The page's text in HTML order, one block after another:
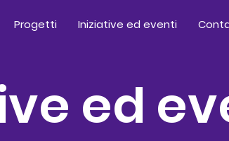
Progetti Iniziative ed eventi
ed